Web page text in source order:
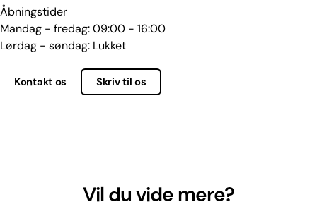
Åbningstider
Mandag - fredag: 09:00 - 16:00
Lørdag - søndag: Lukket
Kontakt os Skriv til os
Vil du vide mere?